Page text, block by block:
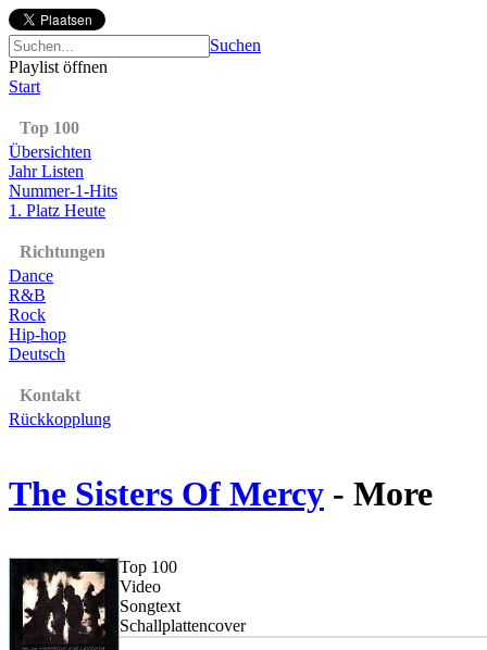
Suchen
Playlist öffnen
Start
Top 100
Übersichten
Jahr Listen
Nummer-1-Hits
1. Platz Heute
Richtungen
Dance
R&B
Rock
Hip-hop
Deutsch
Kontakt
Rückkopplung
The Sisters Of Mercy - More
Top 100
Video
Songtext
Schallplattencover